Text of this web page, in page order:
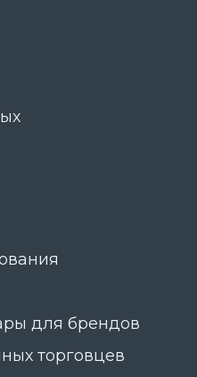
для брендов
торговцев